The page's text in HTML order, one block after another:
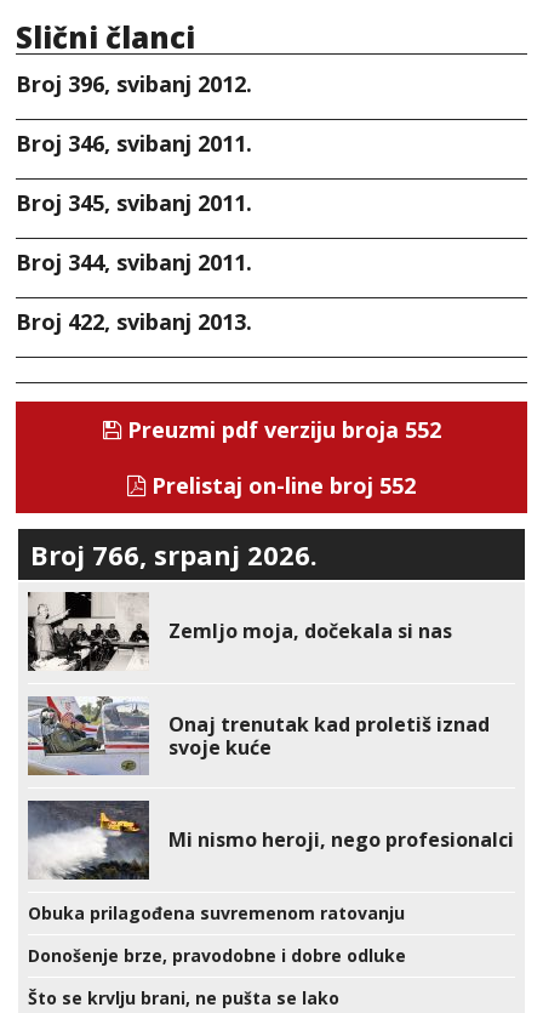
Slični članci
Broj 396, svibanj 2012.
Broj 346, svibanj 2011.
Broj 345, svibanj 2011.
Broj 344, svibanj 2011.
Broj 422, svibanj 2013.
Preuzmi pdf verziju broja 552
Prelistaj on-line broj 552
Broj 766, srpanj 2026.
Zemljo moja, dočekala si nas
Onaj trenutak kad proletiš iznad
svoje kuće
Mi nismo heroji, nego profesionalci
Obuka prilagođena suvremenom ratovanju
Donošenje brze, pravodobne i dobre odluke
Što se krvlju brani, ne pušta se lako